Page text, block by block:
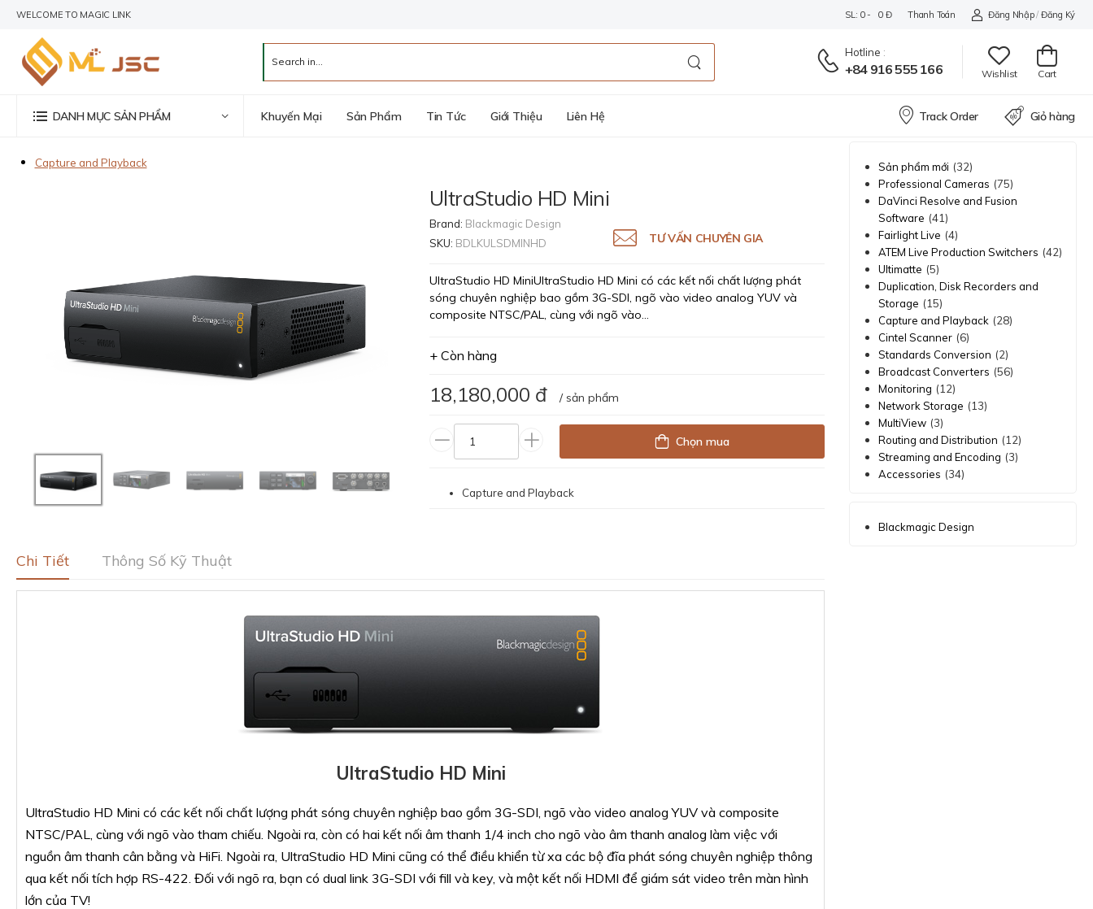
WELCOME TO MAGIC LINK SL: 0 - 0 Đ Thanh Toán Đăng Nhập / Đăng Ký
Hotline :
+84 916 555 166 Wishlist Cart
DANH MỤC SẢN PHẨM Khuyến Mại Sản Phẩm Tin Tức Giới Thiệu Liên Hệ Track Order Giỏ hàng
Sản phẩm mới (32)
Professional Cameras (75)
DaVinci Resolve and Fusion
Software (41)
Fairlight Live (4)
ATEM Live Production Switchers (42)
Ultimatte (5)
Duplication, Disk Recorders and
Storage (15)
Capture and Playback (28)
Cintel Scanner (6)
Standards Conversion (2)
Broadcast Converters (56)
Monitoring (12)
Network Storage (13)
MultiView (3)
Routing and Distribution (12)
Streaming and Encoding (3)
Accessories (34)
Blackmagic Design
Capture and Playback
UltraStudio HD Mini
Brand: Blackmagic Design
SKU: BDLKULSDMINHD TƯ VẤN CHUYÊN GIA
UltraStudio HD MiniUltraStudio HD Mini có các kết nối chất lượng phát
sóng chuyên nghiệp bao gồm 3G-SDI, ngõ vào video analog YUV và
composite NTSC/PAL, cùng với ngõ vào...
+ Còn hàng
18,180,000 đ / sản phẩm
Chọn mua
Capture and Playback
Chi Tiết Thông Số Kỹ Thuật
UltraStudio HD Mini
UltraStudio HD Mini có các kết nối chất lượng phát sóng chuyên nghiệp bao gồm 3G-SDI, ngõ vào video analog YUV và composite
NTSC/PAL, cùng với ngõ vào tham chiếu. Ngoài ra, còn có hai kết nối âm thanh 1/4 inch cho ngõ vào âm thanh analog làm việc với
nguồn âm thanh cân bằng và HiFi. Ngoài ra, UltraStudio HD Mini cũng có thể điều khiển từ xa các bộ đĩa phát sóng chuyên nghiệp thông
qua kết nối tích hợp RS-422. Đối với ngõ ra, bạn có dual link 3G-SDI với fill và key, và một kết nối HDMI để giám sát video trên màn hình
lớn của TV!